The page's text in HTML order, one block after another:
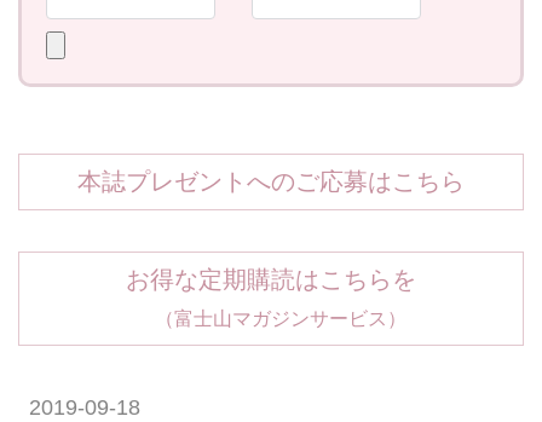
本誌プレゼントへのご応募はこちら
お得な定期購読はこちらを
（富士山マガジンサービス）
2019-09-18